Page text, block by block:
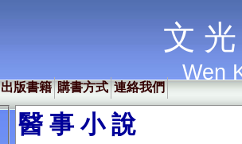
文 光
Wen
出版書籍 購書方式 連絡我們
醫 事 小 說